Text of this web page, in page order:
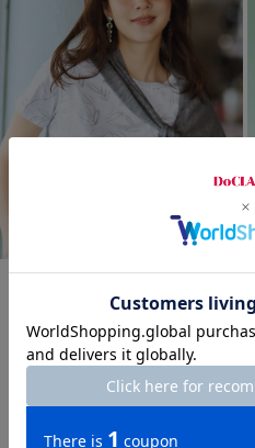
まとめ買い対象
綿スラブ・総柄Tシャツ
3,990 税込 ￥4,389
+ 12カラー